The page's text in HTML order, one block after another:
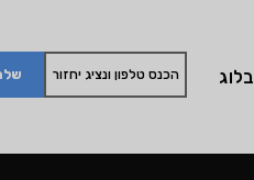
בלוג